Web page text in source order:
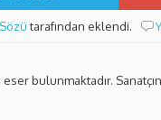
tarafından eklendi.
bulunmaktadır.